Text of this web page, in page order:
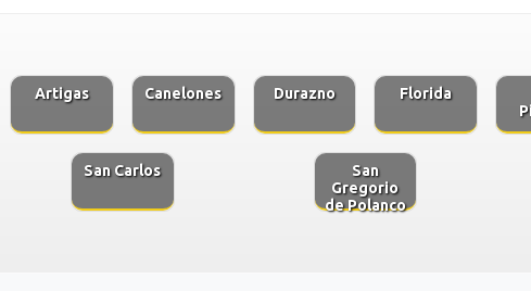
Artigas Canelones Durazno Florida
San Carlos
San
Gregorio
de Polanco